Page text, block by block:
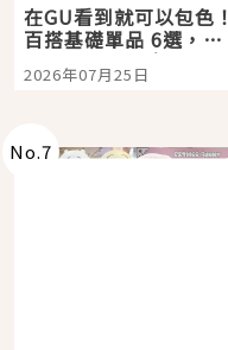
在GU看到就可以包色！
百搭基礎單品 6選，閉
眼全收也不心疼
2026年07月25日
No.7